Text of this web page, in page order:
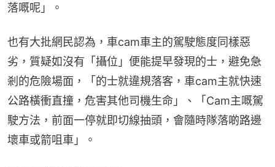
落嘅呢」。
也有大批網民認為，車cam車主的駕駛態度同樣惡
劣，質疑如沒有「攝位」便能提早發現的士，避免急
剎的危險場面，「的士就違規落客，車cam主就快速
公路橫衝直撞，危害其他司機生命」、「Cam主嘅駕
駛方法，前面一停就即切線抽頭，會隨時隊落啲路邊
壞車或箭咀車」。